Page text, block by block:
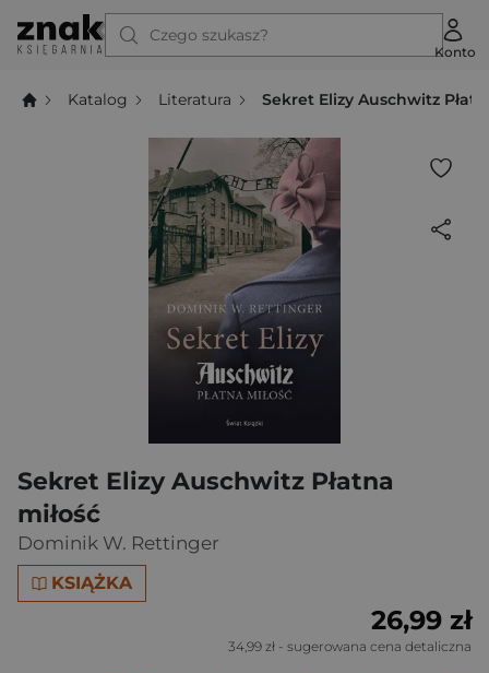
Czego szukasz?
Konto
Katalog Literatura Sekret Elizy Auschwitz
Sekret Elizy Auschwitz Płatna
miłość
Dominik W. Rettinger
KSIĄŻKA
26,99 zł
34,99 zł - sugerowana cena detaliczna